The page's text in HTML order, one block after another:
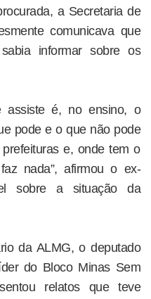
a Secretaria de
comunicava que
informar sobre os
assiste é, no ensino, o
pode e o que não pode
e, onde tem o
nada”, afirmou o ex-
sobre a situação da
da ALMG, o deputado
do Bloco Minas Sem
relatos que teve